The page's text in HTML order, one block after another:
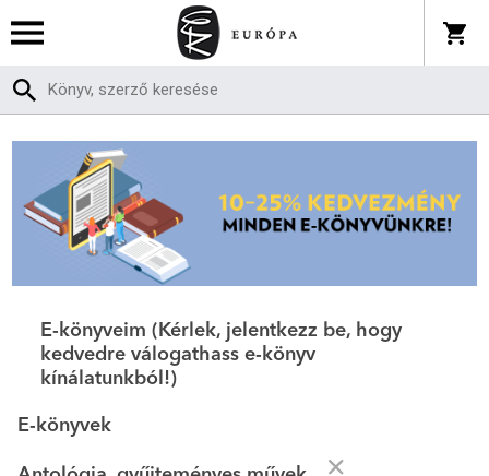
E-könyveim (Kérlek, jelentkezz be, hogy
kedvedre válogathass e-könyv
kínálatunkból!)
E-könyvek